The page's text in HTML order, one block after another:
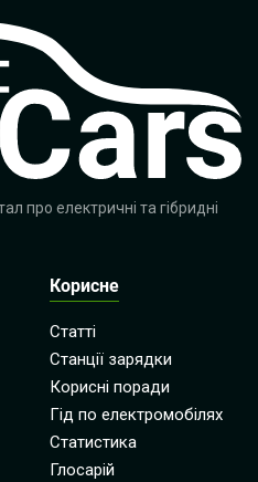
про електричні та гібридні
Корисне
Статті
Станції зарядки
Корисні поради
Гід по електромобілях
Статистика
Глосарій